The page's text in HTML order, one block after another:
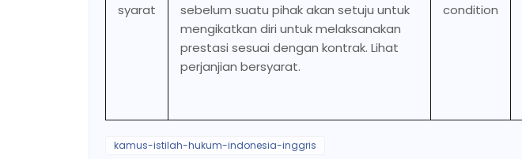
syarat
sebelum suatu pihak akan setuju untuk
mengikatkan diri untuk melaksanakan
prestasi sesuai dengan kontrak. Lihat
perjanjian bersyarat.
condition
kamus-istilah-hukum-indonesia-inggris